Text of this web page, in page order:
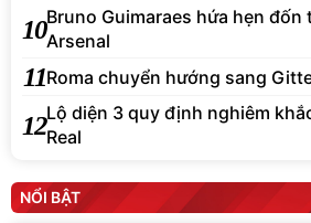
10Bruno Guimaraes hứa hẹn đốn
Arsenal
11Roma chuyển hướng sang
12Lộ diện 3 quy định nghiêm
Real
NỔI BẬT